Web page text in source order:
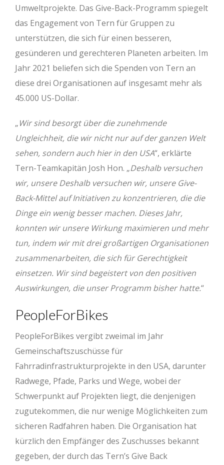
Umweltprojekte. Das Give-Back-Programm spiegelt
das Engagement von Tern für Gruppen zu
unterstützen, die sich für einen besseren,
gesünderen und gerechteren Planeten arbeiten. Im
Jahr 2021 beliefen sich die Spenden von Tern an
diese drei Organisationen auf insgesamt mehr als
45.000 US-Dollar.
„Wir sind besorgt über die zunehmende
Ungleichheit, die wir nicht nur auf der ganzen Welt
sehen, sondern auch hier in den USA“, erklärte
Tern-Teamkapitän Josh Hon. „Deshalb versuchen
wir, unsere Deshalb versuchen wir, unsere Give-
Back-Mittel auf Initiativen zu konzentrieren, die die
Dinge ein wenig besser machen. Dieses Jahr,
konnten wir unsere Wirkung maximieren und mehr
tun, indem wir mit drei großartigen Organisationen
zusammenarbeiten, die sich für Gerechtigkeit
einsetzen. Wir sind begeistert von den positiven
Auswirkungen, die unser Programm bisher hatte.“
PeopleForBikes
PeopleForBikes vergibt zweimal im Jahr
Gemeinschaftszuschüsse für
Fahrradinfrastrukturprojekte in den USA, darunter
Radwege, Pfade, Parks und Wege, wobei der
Schwerpunkt auf Projekten liegt, die denjenigen
zugutekommen, die nur wenige Möglichkeiten zum
sicheren Radfahren haben. Die Organisation hat
kürzlich den Empfänger des Zuschusses bekannt
gegeben, der durch das Tern’s Give Back